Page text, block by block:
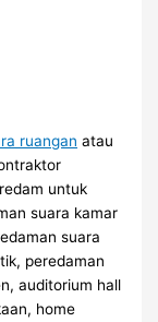
ruangan atau
untuk
suara kamar
suara
peredaman
auditorium hall
home